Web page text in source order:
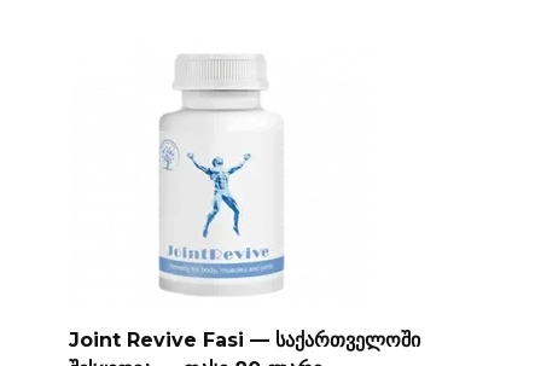
Joint Revive Fasi — საქართველოში